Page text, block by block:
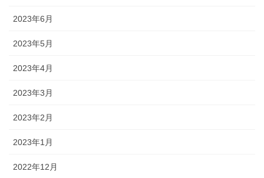
2023年6月
2023年5月
2023年4月
2023年3月
2023年2月
2023年1月
2022年12月